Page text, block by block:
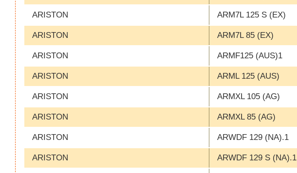
ARISTON ARM7L 125 S (EX)
ARISTON ARM7L 85 (EX)
ARISTON ARMF125 (AUS)1
ARISTON ARML 125 (AUS)
ARISTON ARMXL 105 (AG)
ARISTON ARMXL 85 (AG)
ARISTON ARWDF 129 (NA).1
ARISTON ARWDF 129 S (NA).1